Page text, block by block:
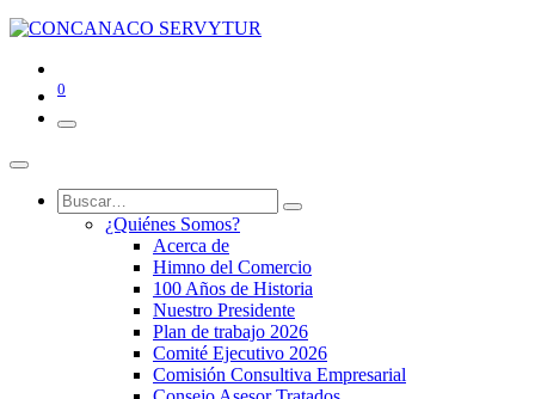
0
¿Quiénes Somos?
Acerca de
Himno del Comercio
100 Años de Historia
Nuestro Presidente
Plan de trabajo 2026
Comité Ejecutivo 2026
Comisión Consultiva Empresarial